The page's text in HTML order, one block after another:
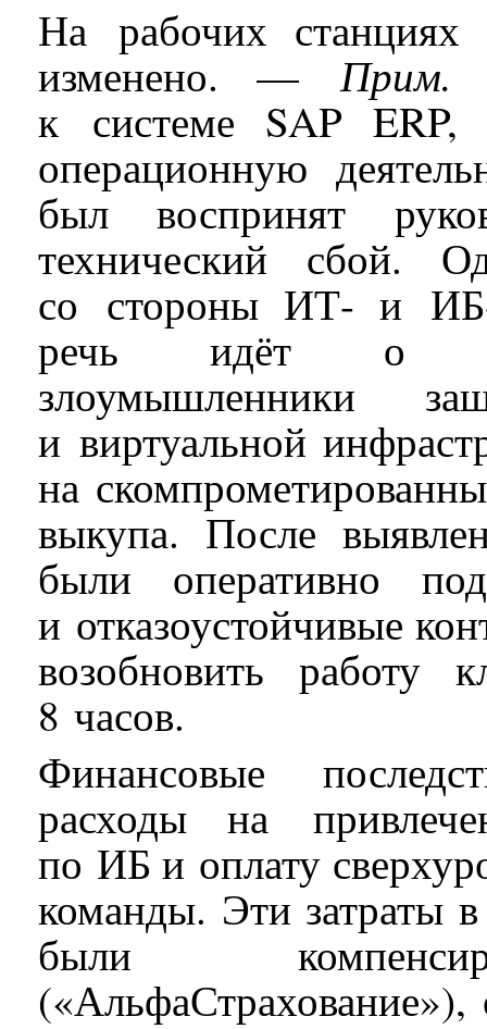
На рабочих станциях
изменено. —Прим.
к системе SAP ERP,
операционную
был воспринят
технический сбой.
со стороны ИТ- и ИБ-
речь идёт о
злоумышленники
и виртуальной
на
выкупа. После
были оперативно
и отказоустойчивые
возобновить работу
8 часов.
Финансовые
расходы на
по ИБ и оплату
команды. Эти затраты
были